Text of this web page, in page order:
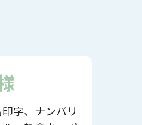
字、ナンバリ